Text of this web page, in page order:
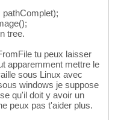
tree.
tu peux laisser
apparemment mettre le
sous Linux avec
windows je suppose
qu'il doit y avoir un
peux pas t'aider plus.